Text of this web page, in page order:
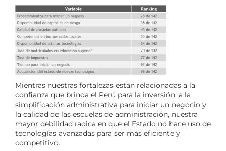
Mientras nuestras fortalezas están relacionadas a la
confianza que brinda el Perú para la inversión, a la
simplificación administrativa para iniciar un negocio y
la calidad de las escuelas de administración, nuestra
mayor debilidad radica en que el Estado no hace uso de
tecnologías avanzadas para ser más eficiente y
competitivo.